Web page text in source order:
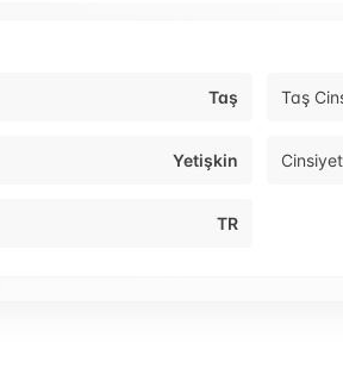
Taş Taş
Yetişkin Cinsiyet
TR